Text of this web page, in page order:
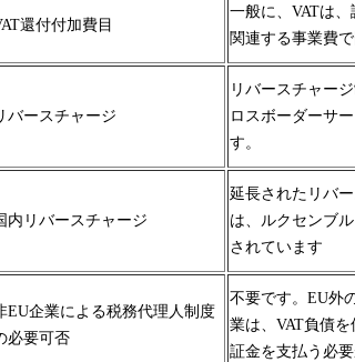
還付付加費目
一般に、VATは
関連する事業費で
バースチャージ
リバースチャー
ロスボーダーサ
す。
内リバースチャージ
延長されたリバ
は、ルクセンブ
されています
EU企業による税務代理人制度
必要可否
不要です。 EU外
業は、VAT負債
証金を支払う必要